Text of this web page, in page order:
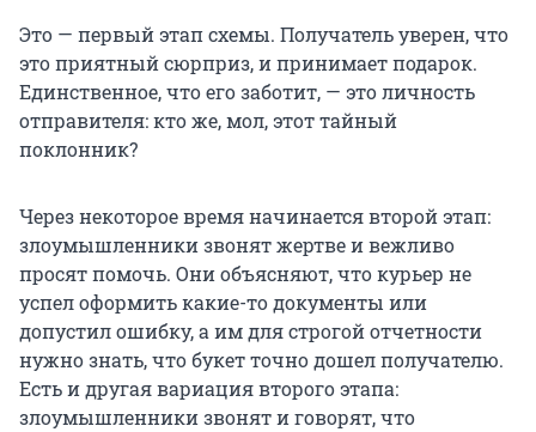
Это — первый этап схемы. Получатель уверен, что
это приятный сюрприз, и принимает подарок.
Единственное, что его заботит, — это личность
отправителя: кто же, мол, этот тайный
поклонник?
Через некоторое время начинается второй этап:
злоумышленники звонят жертве и вежливо
просят помочь. Они объясняют, что курьер не
успел оформить какие-то документы или
допустил ошибку, а им для строгой отчетности
нужно знать, что букет точно дошел получателю.
Есть и другая вариация второго этапа:
злоумышленники звонят и говорят, что